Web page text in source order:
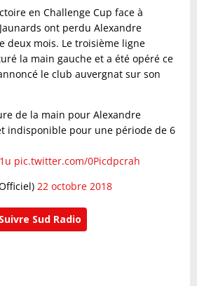
en Challenge Cup face à
ont perdu Alexandre
deux mois. Le troisième ligne
la main gauche et a été opéré ce
le club auvergnat sur son
de la main pour Alexandre
indisponible pour une période de 6
pic.twitter.com/0Picdpcrah
22 octobre 2018
Suivre Sud Radio